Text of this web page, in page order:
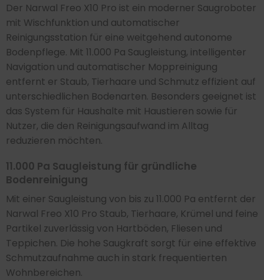
Der Narwal Freo X10 Pro ist ein moderner Saugroboter
mit Wischfunktion und automatischer
Reinigungsstation für eine weitgehend autonome
Bodenpflege. Mit 11.000 Pa Saugleistung, intelligenter
Navigation und automatischer Moppreinigung
entfernt er Staub, Tierhaare und Schmutz effizient auf
unterschiedlichen Bodenarten. Besonders geeignet ist
das System für Haushalte mit Haustieren sowie für
Nutzer, die den Reinigungsaufwand im Alltag
reduzieren möchten.
11.000 Pa Saugleistung für gründliche
Bodenreinigung
Mit einer Saugleistung von bis zu 11.000 Pa entfernt der
Narwal Freo X10 Pro Staub, Tierhaare, Krümel und feine
Partikel zuverlässig von Hartböden, Fliesen und
Teppichen. Die hohe Saugkraft sorgt für eine effektive
Schmutzaufnahme auch in stark frequentierten
Wohnbereichen.